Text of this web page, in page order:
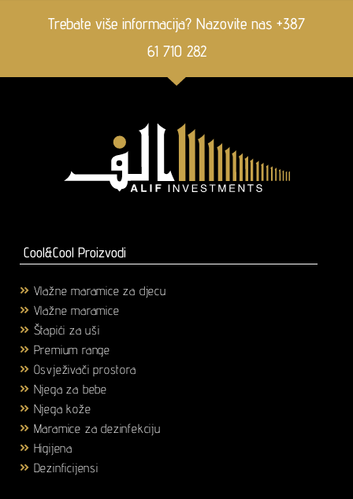
Trebate više informacija? Nazovite nas +387
61 710 282
Cool&Cool Proizvodi
Vlažne maramice za djecu
Vlažne maramice
Štapići za uši
Premium range
Osvježivači prostora
Njega za bebe
Njega kože
Maramice za dezinfekciju
Higijena
Dezinficijensi